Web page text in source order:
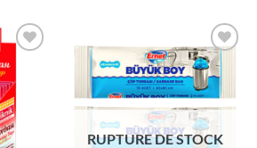
Ajouter
à la liste
souhaits
Ajouter
à la liste
de
souhaits
RUPTURE DE STOCK